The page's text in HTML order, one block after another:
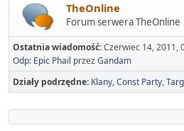
TheOnline
Forum serwera TheOnline
Ostatnia wiadomość:Czerwiec 14, 2011,
Odp: Epic Phail przezGandam
Działy podrzędne Klany Const Party